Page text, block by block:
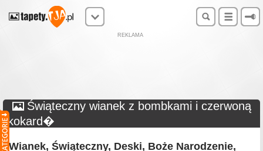
REKLAMA
Świąteczny wianek z bombkami i czerwoną
kokard�
Wianek, Świąteczny, Deski, Boże Narodzenie,